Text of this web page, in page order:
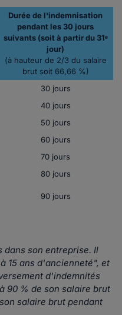
Durée de l'indemnisation
pendant les 30 jours
suivants (soit à partir du 31ᵉ
jour)
(à hauteur de 2/3 du salaire
brut soit 66,66 %)
30 jours
40 jours
50 jours
60 jours
70 jours
80 jours
90 jours
dans son entreprise. Il
15 ans d'ancienneté", et
d'indemnités
90 % de son salaire brut
salaire brut pendant